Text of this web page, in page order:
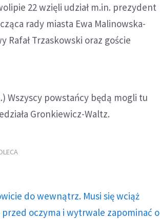
22 wzięli udział m.in. prezydent
rady miasta Ewa Malinowska-
Trzaskowski oraz goście
Wszyscy powstańcy będą mogli tu
Gronkiewicz-Waltz.
do wewnątrz. Musi się wciąż
oczyma i wytrwale zapominać o